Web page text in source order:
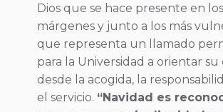
Dios que se hace presente en los
márgenes y junto a los más
que representa un llamado
para la Universidad a orientar
desde la acogida, la
el servicio. “Navidad es